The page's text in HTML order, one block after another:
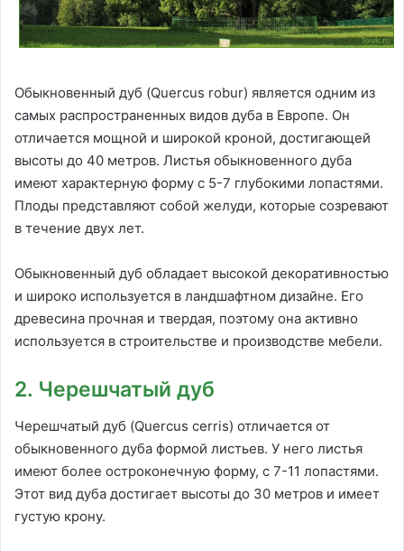
Обыкновенный дуб (Quercus robur) является одним из
самых распространенных видов дуба в Европе. Он
отличается мощной и широкой кроной, достигающей
высоты до 40 метров. Листья обыкновенного дуба
имеют характерную форму с 5-7 глубокими лопастями.
Плоды представляют собой желуди, которые созревают
в течение двух лет.
Обыкновенный дуб обладает высокой декоративностью
и широко используется в ландшафтном дизайне. Его
древесина прочная и твердая, поэтому она активно
используется в строительстве и производстве мебели.
2. Черешчатый дуб
Черешчатый дуб (Quercus cerris) отличается от
обыкновенного дуба формой листьев. У него листья
имеют более остроконечную форму, с 7-11 лопастями.
Этот вид дуба достигает высоты до 30 метров и имеет
густую крону.